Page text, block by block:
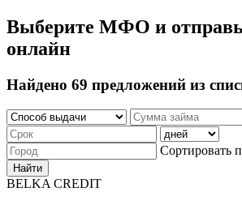
Выберите МФО и
онлайн
Найдено 69 предложений из
Сортировать
Найти
BELKA CREDIT